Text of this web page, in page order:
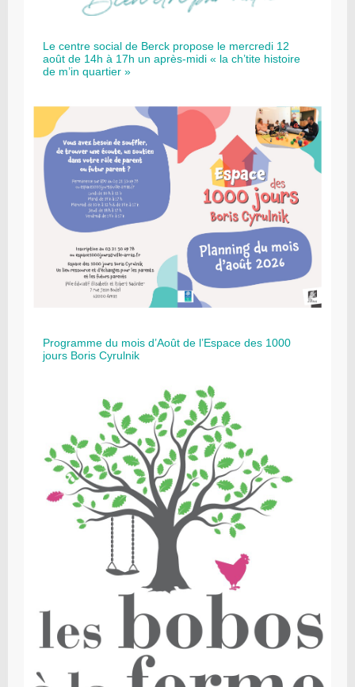
Le centre social de Berck propose le mercredi 12
août de 14h à 17h un après-midi « la ch’tite histoire
de m’in quartier »
Programme du mois d’Août de l’Espace des 1000
jours Boris Cyrulnik